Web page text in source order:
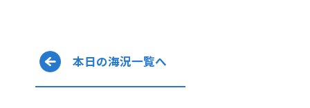
本日の海況一覧へ